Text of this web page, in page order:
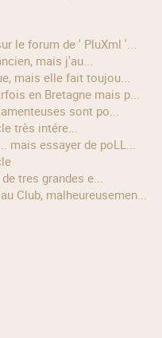
le forum de ' PluXml '...
mais j'au...
mais elle fait toujou...
en Bretagne mais p...
sont po...
très intére...
mais essayer de poLL...
tres grandes e...
Club, malheureusemen...